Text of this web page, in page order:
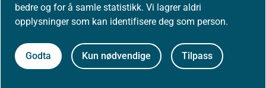
bedre og for å samle statistikk. Vi lagrer aldri
opplysninger som kan identifisere deg som person.
Godta Kun nødvendige Tilpass
Om nettstedet
Personvernerklæring